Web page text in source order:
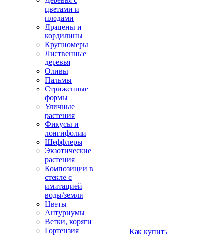
цветами и
плодами
Драцены и
кордилины
Крупномеры
Лиственные
деревья
Оливы
Пальмы
Стриженные
формы
Уличные
растения
Фикусы и
лонгифолии
Шеффлеры
Экзотические
растения
Композиции в
стекле с
имитацией
воды/земли
Цветы
Антуриумы
Ветки, коряги
Гортензия
Как купить